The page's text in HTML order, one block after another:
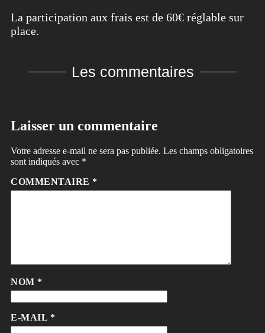
La participation aux frais est de 60€ réglable sur
place.
Les commentaires
Laisser un commentaire
Votre adresse e-mail ne sera pas publiée. Les champs obligatoires
sont indiqués avec *
COMMENTAIRE *
NOM *
E-MAIL *